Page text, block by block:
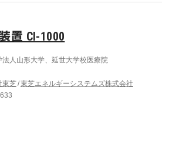
置 CI-1000
法人山形大学、延世大学校医療院
東芝 東芝エネルギーシステムズ株式会社